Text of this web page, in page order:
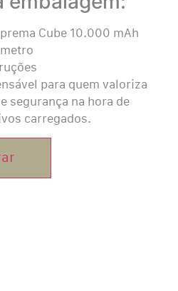
Cube 10.000 mAh
metro
para quem valoriza
segurança na hora de
carregados.